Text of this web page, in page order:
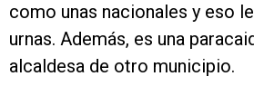
como unas nacionales y eso
urnas. Además, es una
alcaldesa de otro municipio.